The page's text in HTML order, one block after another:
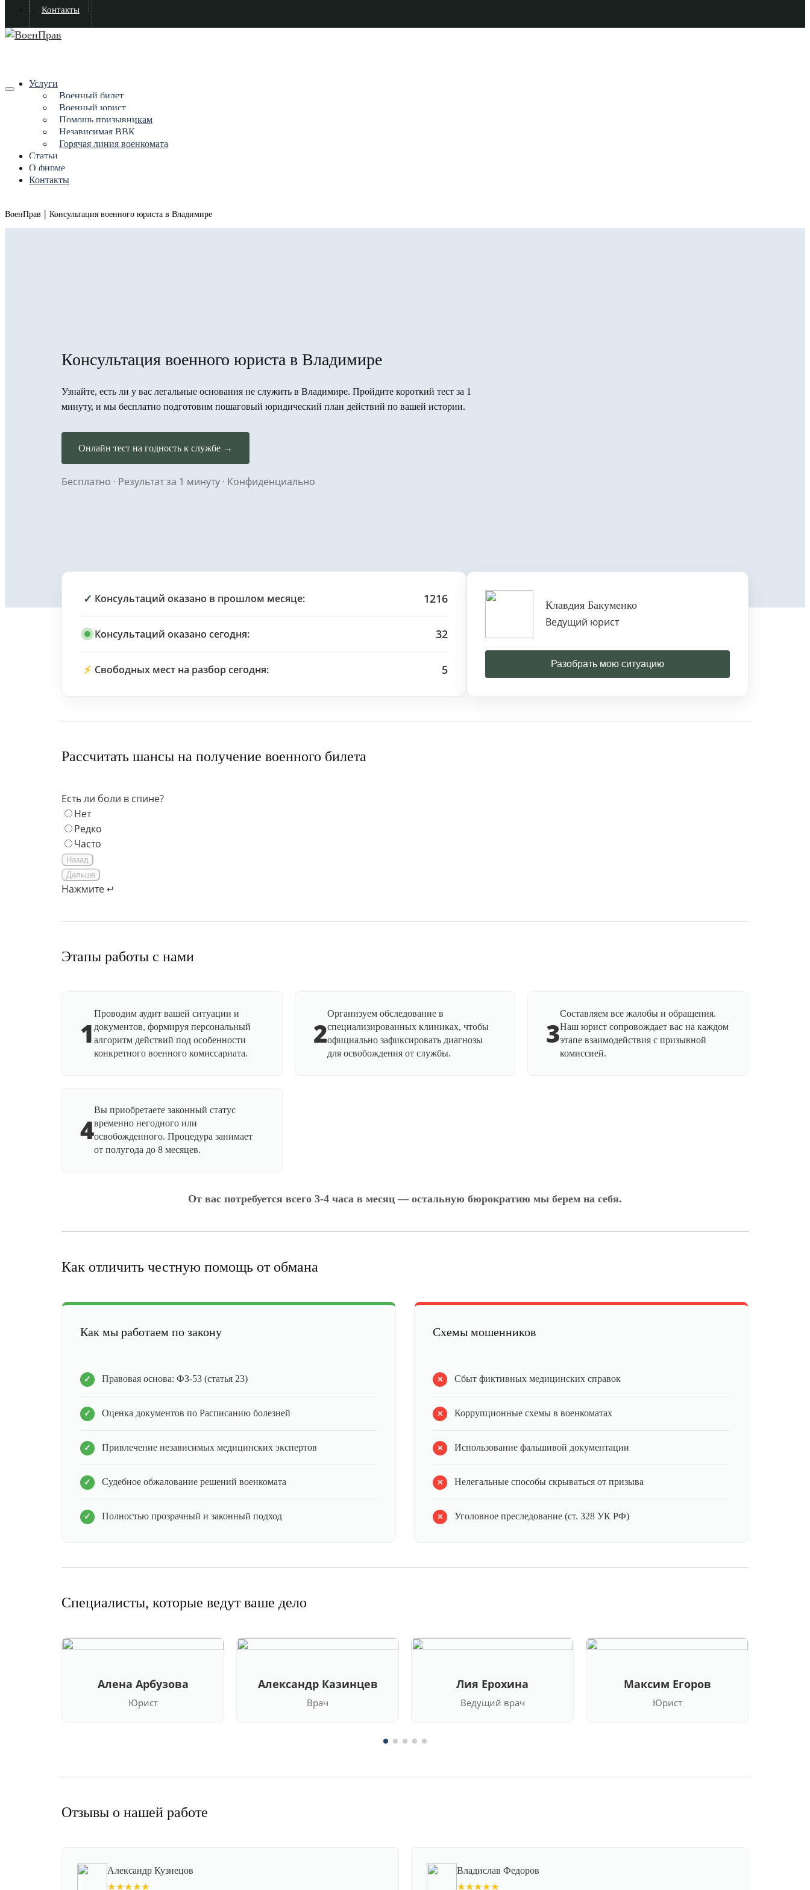
Контакты
Услуги
Военный билет
Военный юрист
Помощь призывникам
Независимая ВВК
Горячая линия военкомата
Статьи
О фирме
Контакты
ВоенПрав | Консультация военного юриста в Владимире
Консультация военного юриста в Владимире
Узнайте, есть ли у вас легальные основания не служить в Владимире. Пройдите короткий тест за 1
минуту, и мы бесплатно подготовим пошаговый юридический план действий по вашей истории.
Онлайн тест на годность к службе →
Бесплатно · Результат за 1 минуту · Конфиденциально
✓ Консультаций оказано в прошлом месяце: 1216
Консультаций оказано сегодня: 32
⚡ Свободных мест на разбор сегодня: 5
Клавдия Бакуменко
Ведущий юрист
Разобрать мою ситуацию
Рассчитать шансы на получение военного билета
Есть ли боли в спине?
Нет
Редко
Часто
Назад
Дальше
Нажмите ↵
Этапы работы с нами
1
Проводим аудит вашей ситуации и
документов, формируя персональный
алгоритм действий под особенности
конкретного военного комиссариата.
2
Организуем обследование в
специализированных клиниках, чтобы
официально зафиксировать диагнозы
для освобождения от службы.
3
Составляем все жалобы и обращения.
Наш юрист сопровождает вас на каждом
этапе взаимодействия с призывной
комиссией.
4
Вы приобретаете законный статус
временно негодного или
освобожденного. Процедура занимает
от полугода до 8 месяцев.
От вас потребуется всего 3-4 часа в месяц — остальную бюрократию мы берем на себя.
Как отличить честную помощь от обмана
Как мы работаем по закону
Правовая основа: ФЗ-53 (статья 23)
Оценка документов по Расписанию болезней
Привлечение независимых медицинских экспертов
Судебное обжалование решений военкомата
Полностью прозрачный и законный подход
Схемы мошенников
Сбыт фиктивных медицинских справок
Коррупционные схемы в военкоматах
Использование фальшивой документации
Нелегальные способы скрываться от призыва
Уголовное преследование (ст. 328 УК РФ)
Специалисты, которые ведут ваше дело
Алена Арбузова
Юрист
Александр Казинцев
Врач
Лия Ерохина
Ведущий врач
Максим Егоров
Юрист
Отзывы о нашей работе
Александр Кузнецов
★★★★★
Владислав Федоров
★★★★★